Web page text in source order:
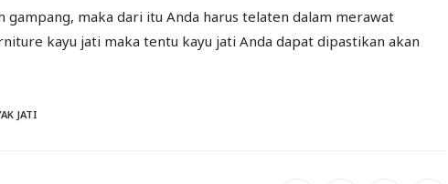
maka dari itu Anda harus telaten dalam merawat
kayu jati maka tentu kayu jati Anda dapat dipastikan akan
JATI